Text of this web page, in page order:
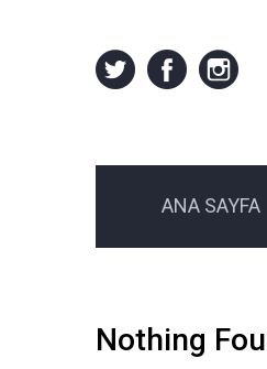
ANA SAYFA
Nothing